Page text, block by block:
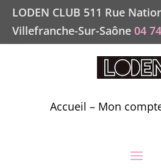
LODEN CLUB 511 Rue
Villefranche-Sur-Saône 04
Accueil – Mon